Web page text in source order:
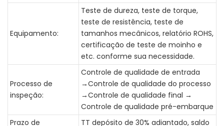
Equipamento:
Teste de dureza, teste de torque,
teste de resistência, teste de
tamanhos mecânicos, relatório ROHS,
certificação de teste de moinho e
etc. conforme sua necessidade.
Processo de
inspeção:
Controle de qualidade de entrada
→Controle de qualidade do processo
→Controle de qualidade final →
Controle de qualidade pré-embarque
Prazo de
TT depósito de 30% adiantado, saldo